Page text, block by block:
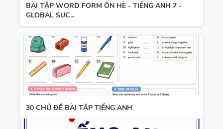
BÀI TẬP WORD FORM ÔN HÈ - TIẾNG ANH 7 -
GLOBAL SUC...
30 CHỦ ĐỀ BÀI TẬP TIẾNG ANH